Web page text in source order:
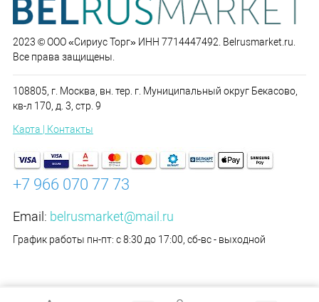
2023 © ООО «Сириус Торг» ИНН 7714447492. Belrusmarket.ru.
Все права защищены.
108805, г. Москва, вн. тер. г. Муниципальный округ Бекасово,
кв-л 170, д. 3, стр. 9
Карта | Контакты
+7 966 070 77 73
Email: belrusmarket@mail.ru
График работы пн-пт: с 8:30 до 17:00, сб-вс - выходной